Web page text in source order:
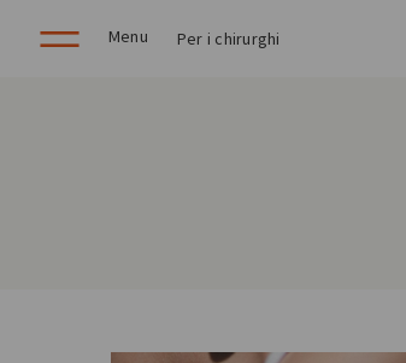
Menu Per i chirurghi